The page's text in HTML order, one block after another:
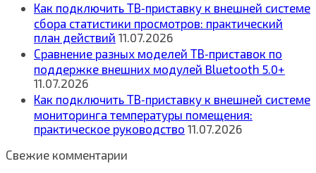
Как подключить ТВ‑приставку к внешней системе
сбора статистики просмотров: практический
план действий 11.07.2026
Сравнение разных моделей ТВ‑приставок по
поддержке внешних модулей Bluetooth 5.0+
11.07.2026
Как подключить ТВ‑приставку к внешней системе
мониторинга температуры помещения:
практическое руководство 11.07.2026
Свежие комментарии